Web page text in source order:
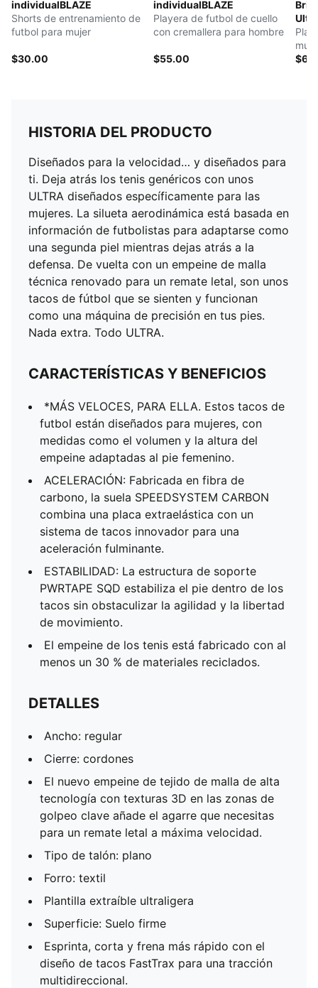
individualBLAZE
Shorts de entrenamiento de
futbol para mujer
$30.00
individualBLAZE
Playera de futbol de cuello
con cremallera para hombre
$55.00
HISTORIA DEL PRODUCTO
Diseñados para la velocidad… y diseñados para
ti. Deja atrás los tenis genéricos con unos
ULTRA diseñados específicamente para las
mujeres. La silueta aerodinámica está basada en
información de futbolistas para adaptarse como
una segunda piel mientras dejas atrás a la
defensa. De vuelta con un empeine de malla
técnica renovado para un remate letal, son unos
tacos de fútbol que se sienten y funcionan
como una máquina de precisión en tus pies.
Nada extra. Todo ULTRA.
CARACTERÍSTICAS Y BENEFICIOS
*MÁS VELOCES, PARA ELLA. Estos tacos de
futbol están diseñados para mujeres, con
medidas como el volumen y la altura del
empeine adaptadas al pie femenino.
ACELERACIÓN: Fabricada en fibra de
carbono, la suela SPEEDSYSTEM CARBON
combina una placa extraelástica con un
sistema de tacos innovador para una
aceleración fulminante.
ESTABILIDAD: La estructura de soporte
PWRTAPE SQD estabiliza el pie dentro de los
tacos sin obstaculizar la agilidad y la libertad
de movimiento.
El empeine de los tenis está fabricado con al
menos un 30 % de materiales reciclados.
DETALLES
Ancho: regular
Cierre: cordones
El nuevo empeine de tejido de malla de alta
tecnología con texturas 3D en las zonas de
golpeo clave añade el agarre que necesitas
para un remate letal a máxima velocidad.
Tipo de talón: plano
Forro: textil
Plantilla extraíble ultraligera
Superficie: Suelo firme
Esprinta, corta y frena más rápido con el
diseño de tacos FastTrax para una tracción
multidireccional.